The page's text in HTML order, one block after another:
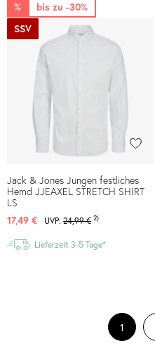
bis zu -30%
%
SSV
Jack & Jones Jungen festliches
Hemd JJEAXEL STRETCH SHIRT
LS
17,49 €
UVP: 24,99 € 2)
Lieferzeit 3-5 Tage*
1